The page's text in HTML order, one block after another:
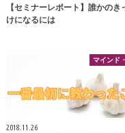
【セミナーレポート】誰かのき
けになるには
マインド
2018.11.26